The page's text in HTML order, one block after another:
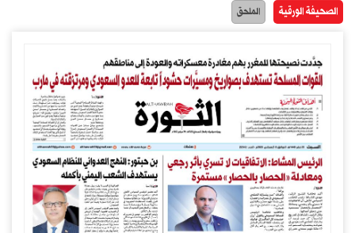
الصحيفة الورقية الملحق